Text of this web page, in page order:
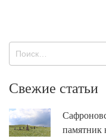
Свежие статьи
памятник